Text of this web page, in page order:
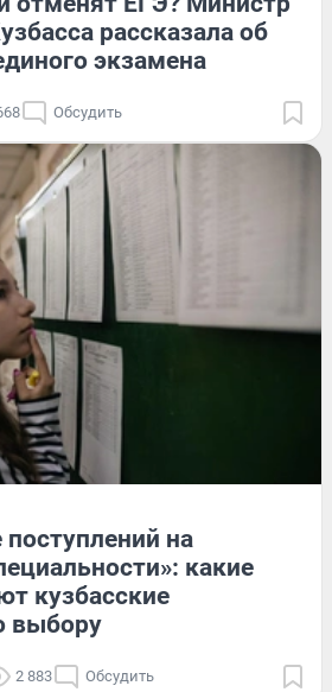
рассказала об
экзамена
Обсудить
на
какие
кузбасские
выбору
2 883 Обсудить